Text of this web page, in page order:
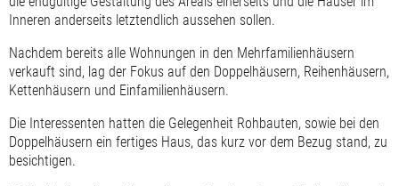
Inneren anderseits letztendlich aussehen sollen.
Nachdem bereits alle Wohnungen in den Mehrfamilienhäusern
verkauft sind, lag der Fokus auf den Doppelhäusern, Reihenhäusern,
Kettenhäusern und Einfamilienhäusern.
Die Interessenten hatten die Gelegenheit Rohbauten, sowie bei den
Doppelhäusern ein fertiges Haus, das kurz vor dem Bezug stand, zu
besichtigen.